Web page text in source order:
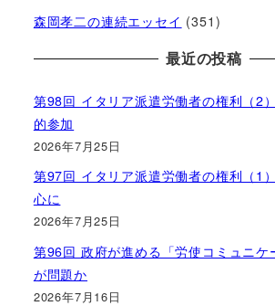
森岡孝二の連続エッセイ (351)
最近の投稿
第98回 イタリア派遣労働者の権利（2
的参加
2026年7月25日
第97回 イタリア派遣労働者の権利（1
心に
2026年7月25日
第96回 政府が進める「労使コミュニケ
が問題か
2026年7月16日